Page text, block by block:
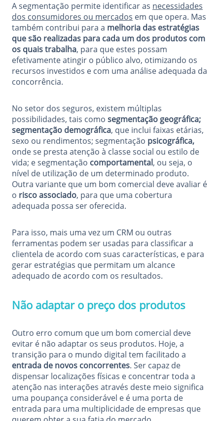
A segmentação permite identificar as necessidades
dos consumidores ou mercados em que opera. Mas
também contribui para a melhoria das estratégias
que são realizadas para cada um dos produtos com
os quais trabalha, para que estes possam
efetivamente atingir o público alvo, otimizando os
recursos investidos e com uma análise adequada da
concorrência.
No setor dos seguros, existem múltiplas
possibilidades, tais como segmentação geográfica;
segmentação demográfica, que inclui faixas etárias,
sexo ou rendimentos; segmentação psicográfica,
onde se presta atenção à classe social ou estilo de
vida; e segmentação comportamental, ou seja, o
nível de utilização de um determinado produto.
Outra variante que um bom comercial deve avaliar é
o risco associado, para que uma cobertura
adequada possa ser oferecida.
Para isso, mais uma vez um CRM ou outras
ferramentas podem ser usadas para classificar a
clientela de acordo com suas características, e para
gerar estratégias que permitam um alcance
adequado de acordo com os resultados.
Não adaptar o preço dos produtos
Outro erro comum que um bom comercial deve
evitar é não adaptar os seus produtos. Hoje, a
transição para o mundo digital tem facilitado a
entrada de novos concorrentes. Ser capaz de
dispensar localizações físicas e concentrar toda a
atenção nas interações através deste meio significa
uma poupança considerável e é uma porta de
entrada para uma multiplicidade de empresas que